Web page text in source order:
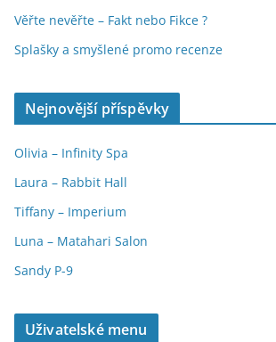
Věřte nevěřte – Fakt nebo Fikce ?
Splašky a smyšlené promo recenze
Nejnovější příspěvky
Olivia – Infinity Spa
Laura – Rabbit Hall
Tiffany – Imperium
Luna – Matahari Salon
Sandy P-9
Uživatelské menu